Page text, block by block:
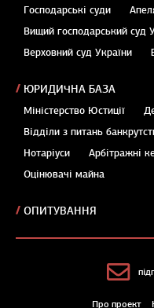
Господарські суди
Вищий господарський суд
Верховний суд України
ЮРИДИЧНА БАЗА
Міністерство Юстиції
Відділи з питань
Нотаріуси
Арбітражні
Оцінювачі майна
ОПИТУВАННЯ
Про проект